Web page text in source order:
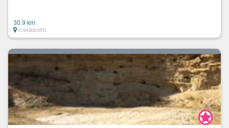
30.9 km
CHAMBORD